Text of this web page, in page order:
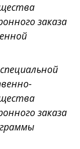
заказа
заказа